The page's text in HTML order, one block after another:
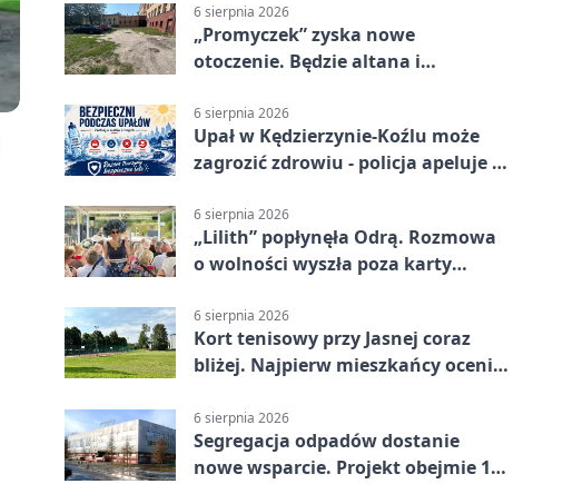
6 sierpnia 2026
„Promyczek” zyska nowe
otoczenie. Będzie altana i
6 sierpnia 2026
Upał w Kędzierzynie-Koźlu może
zagrozić zdrowiu - policja apeluje o
6 sierpnia 2026
„Lilith” popłynęła Odrą. Rozmowa
o wolności wyszła poza karty
6 sierpnia 2026
Kort tenisowy przy Jasnej coraz
bliżej. Najpierw mieszkańcy ocenią
6 sierpnia 2026
Segregacja odpadów dostanie
nowe wsparcie. Projekt obejmie 15